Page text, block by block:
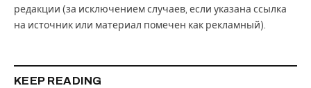
редакции (за исключением случаев, если указана ссылка
на источник или материал помечен как рекламный).
KEEP READING